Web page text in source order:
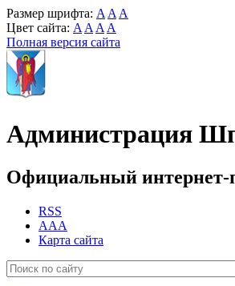
Размер шрифта: A A A
Цвет сайта: A A A A
Полная версия сайта
Администрация
Официальный интернет-
RSS
AAA
Карта сайта